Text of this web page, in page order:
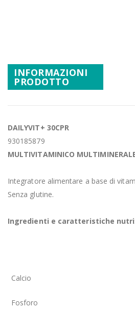
di
immagini
INFORMAZIONI
PRODOTTO
DAILYVIT+ 30CPR
930185879
MULTIVITAMINICO
Integratore alimentare a base di
Senza glutine.
Ingredienti e caratteristiche
Calcio
Fosforo